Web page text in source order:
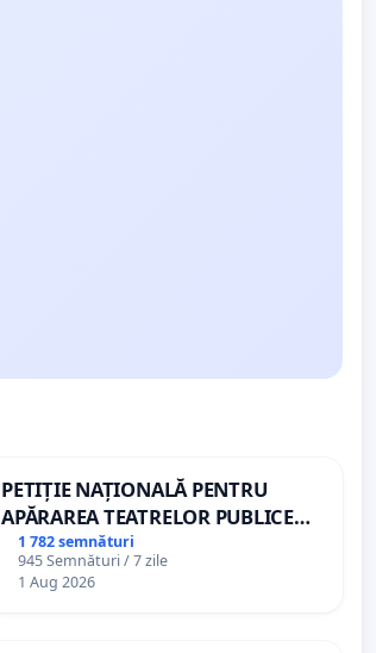
PETIȚIE NAȚIONALĂ PENTRU
APĂRAREA TEATRELOR PUBLICE
DE REPERTORIU DIN ROMÂNIA
1 782 semnături
945 Semnături / 7 zile
1 Aug 2026